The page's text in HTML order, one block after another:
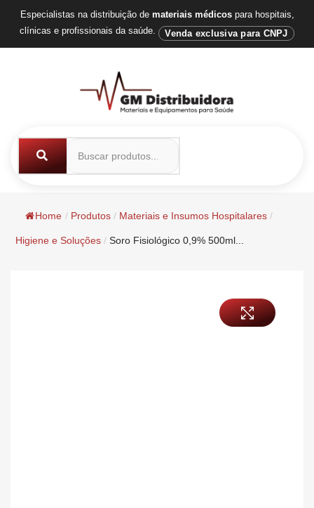
Especialistas na distribuição de materiais médicospara hospitais,
clínicas e profissionais da saúde.
Venda exclusiva para CNPJ
Home / Produtos / Materiais e Insumos Hospitalares /
Higiene e Soluções / Soro Fisiológico 0,9% 500ml...